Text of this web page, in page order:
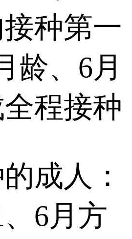
种第一
龄、6月
程接种
成人：
6月方